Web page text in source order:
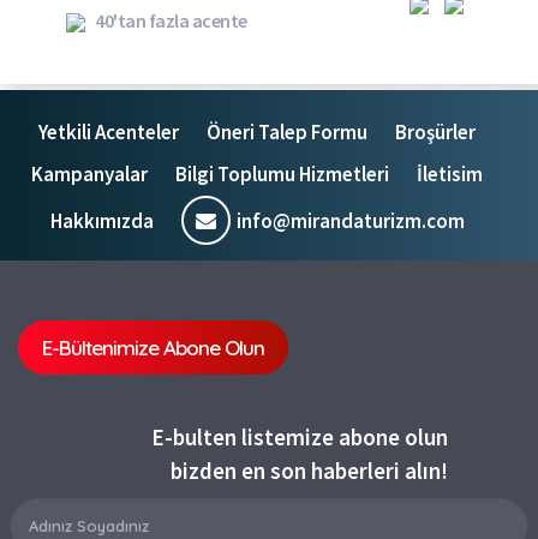
40'tan fazla acente
Yetkili Acenteler Öneri Talep Formu
Broşürler
Kampanyalar
Bilgi Toplumu Hizmetleri
İletisim
Hakkımızda
info@mirandaturizm.com
E-Bültenimize Abone Olun
E-bulten listemize abone olun
bizden en son haberleri alın!